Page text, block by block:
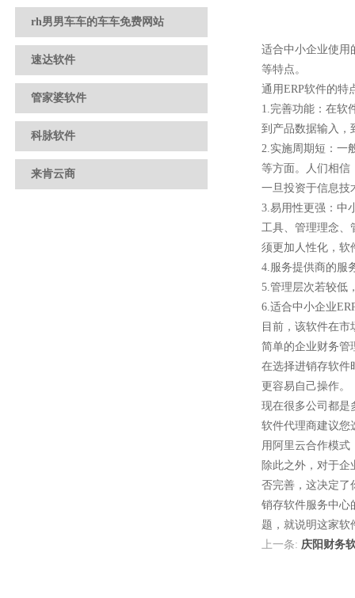
rh男男车车的车车免费网站
速达软件
管家婆软件
科脉软件
来肯云商
适合中小企业使用
等特点。
通用ERP软件的特点
1.完善功能：在
到产品数据输入，
2.实施周期短：
等方面。人们相
一旦投资于信息技术
3.易用性更强：
工具、管理理念
须更加人性化，软
4.服务提供商的服务
5.管理层次若较低
6.适合中小企业ERP
目前，该软件在
简单的企业财务管理
在选择进销存软件时
更容易自己操作。
现在很多公司都是
软件代理商建议您
用阿里云合作模式
除此之外，对于
否完善，这决定
销存软件服务中心
题，就说明这家
上一条: 庆阳财务